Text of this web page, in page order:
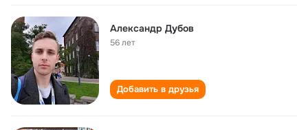
Александр Дубов
56 лет
Добавить в друзья